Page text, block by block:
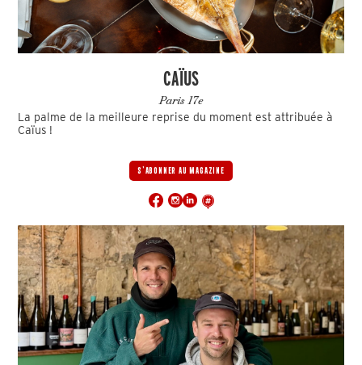
CAÏUS
Paris 17e
La palme de la meilleure reprise du moment est attribuée à
Caïus !
S'ABONNER AU MAGAZINE